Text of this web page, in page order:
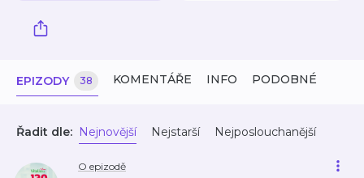
EPIZODY 38 KOMENTÁŘE INFO PODOBNÉ
Řadit dle: Nejnovější Nejstarší Nejposlouchanější
O epizodě